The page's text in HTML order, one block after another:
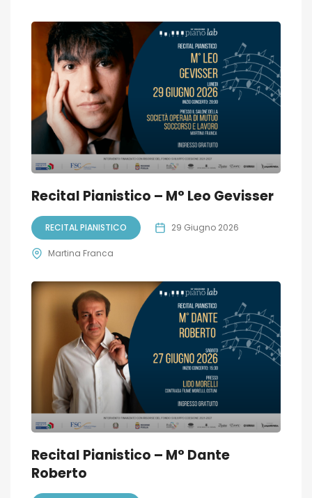
Recital Pianistico – M° Leo Gevisser
RECITAL PIANISTICO 29 Giugno 2026
Martina Franca
Recital Pianistico – M° Dante
Roberto